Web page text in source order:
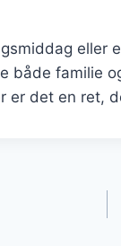
eller
både familie
er det en ret,